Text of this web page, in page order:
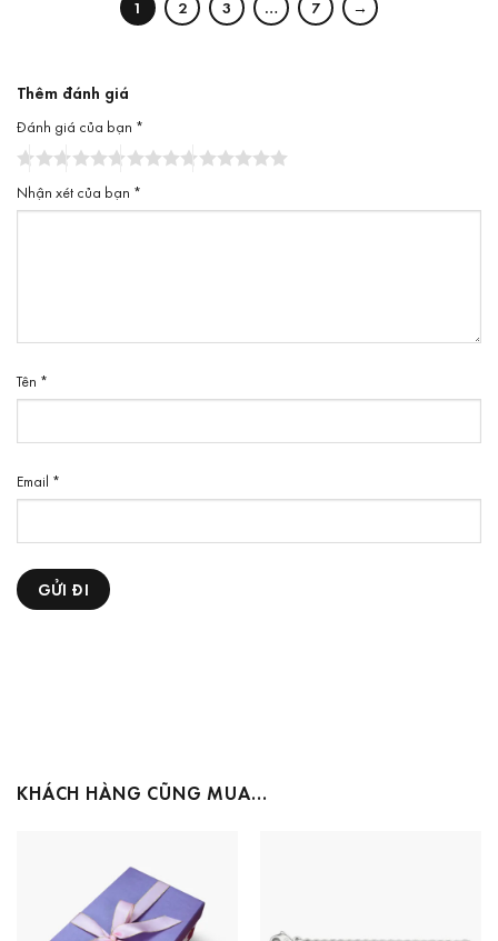
1 2 3 … 7 →
Thêm đánh giá
Đánh giá của bạn *
Nhận xét của bạn *
Tên *
Email *
KHÁCH HÀNG CŨNG MUA…